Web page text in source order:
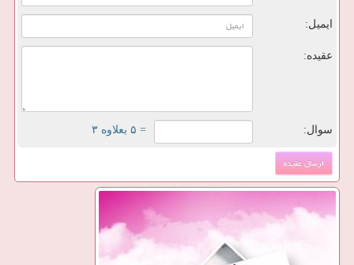
ایمیل:
عقیده:
سوال: = ۵ بعلاوه ۳